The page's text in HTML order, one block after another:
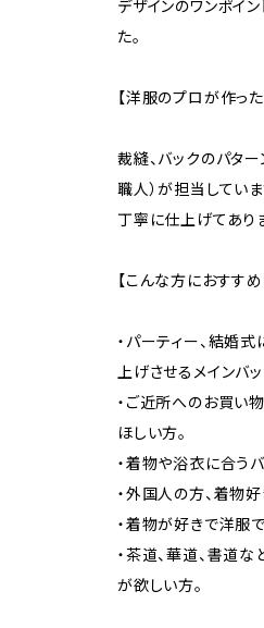
デザインのワンポイ
た。
【洋服のプロが作った
裁縫、バックのパタ
職人）が担当してい
丁寧に仕上げてあり
【こんな方におすす
・パーティー、結婚
上げさせるメインバ
・ご近所へのお買い
ほしい方。
・着物や浴衣に合う
・外国人の方、着物
・着物が好きで洋服
・茶道、華道、書道
が欲しい方。